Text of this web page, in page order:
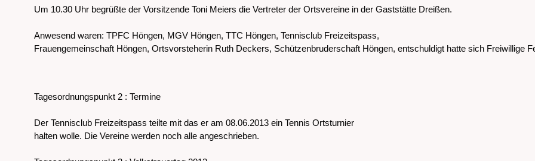
Um 10.30 Uhr begrüßte der Vorsitzende Toni Meiers die Vertreter der Ortsvereine in der Gaststätte Dreißen.
Anwesend waren: TPFC Höngen, MGV Höngen, TTC Höngen, Tennisclub Freizeitspass,
Frauengemeinschaft Höngen, Ortsvorsteherin Ruth Deckers, Schützenbruderschaft Höngen, entschuldigt hatte sich Freiwillige
Tagesordnungspunkt 2 : Termine
Der Tennisclub Freizeitspass teilte mit das er am 08.06.2013 ein Tennis Ortsturnier
halten wolle. Die Vereine werden noch alle angeschrieben.